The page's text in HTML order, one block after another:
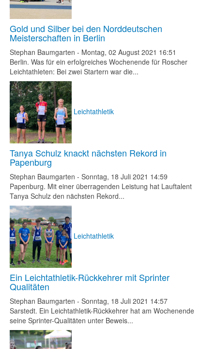
Gold und Silber bei den Norddeutschen
Meisterschaften in Berlin
Stephan Baumgarten - Montag, 02 August 2021 16:51
Berlin. Was für ein erfolgreiches Wochenende für Roscher
Leichtathleten: Bei zwei Startern war die...
Leichtathletik
Tanya Schulz knackt nächsten Rekord in
Papenburg
Stephan Baumgarten - Sonntag, 18 Juli 2021 14:59
Papenburg. Mit einer überragenden Leistung hat Lauftalent
Tanya Schulz den nächsten Rekord...
Leichtathletik
Ein Leichtathletik-Rückkehrer mit Sprinter
Qualitäten
Stephan Baumgarten - Sonntag, 18 Juli 2021 14:57
Sarstedt. Ein Leichtathletik-Rückkehrer hat am Wochenende
seine Sprinter-Qualitäten unter Beweis...